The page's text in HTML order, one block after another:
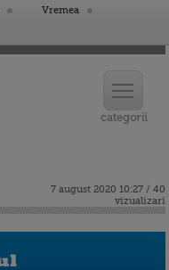
Vremea
7 august 2020 10:27 / 40
vizualizari